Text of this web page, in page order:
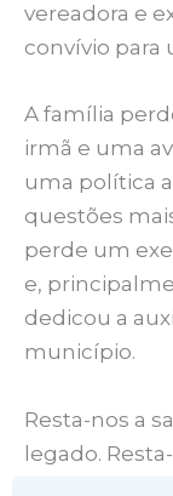
vereadora e
convívio para
A família
irmã e uma
uma política
questões
perde um
e,
dedicou a
município.
Resta-nos a
legado.